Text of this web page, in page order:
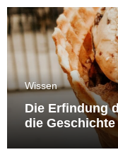
Wissen
Die Erfindung
die